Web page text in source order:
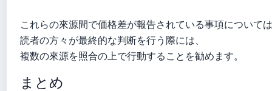
これらの來源間で価格差が報告されている事項について
読者の方々が最終的な判断を行う際には、
複数の來源を照合の上で行動することを勧めます。
まとめ